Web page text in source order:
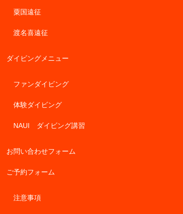
粟国遠征
渡名喜遠征
ダイビングメニュー
ファンダイビング
体験ダイビング
NAUI ダイビング講習
お問い合わせフォーム
ご予約フォーム
注意事項